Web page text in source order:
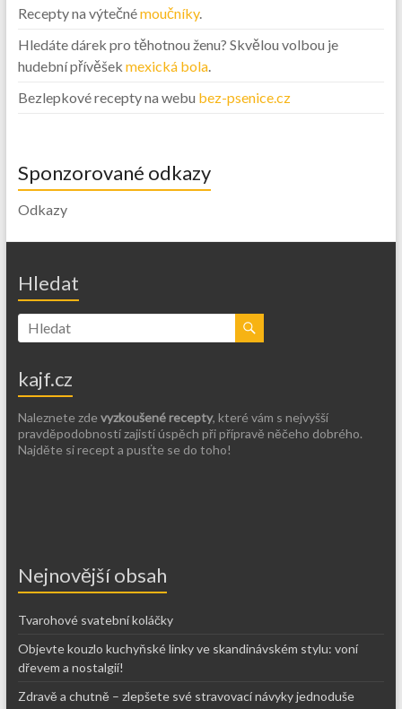
Recepty na výtečnémoučníky.
Hledáte dárek pro těhotnou ženu? Skvělou volbou je
hudební přívěšek mexická bola.
Bezlepkové recepty na webu bez-psenice.cz
Sponzorované odkazy
Odkazy
Hledat
kajf.cz
Naleznete zde vyzkoušené recepty, které vám s nejvyšší
pravděpodobností zajistí úspěch při přípravě něčeho dobrého.
Najděte si recept a pusťte se do toho!
Nejnovější obsah
Tvarohové svatební koláčky
Objevte kouzlo kuchyňské linky ve skandinávském stylu: voní
dřevem a nostalgií!
Zdravě a chutně – zlepšete své stravovací návyky jednoduše